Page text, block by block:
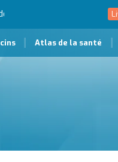
Atlas de la santé